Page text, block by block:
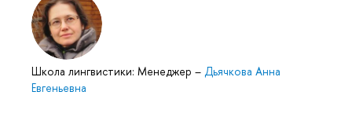
Школа лингвистики: Менеджер – Дьячкова Анна
Евгеньевна